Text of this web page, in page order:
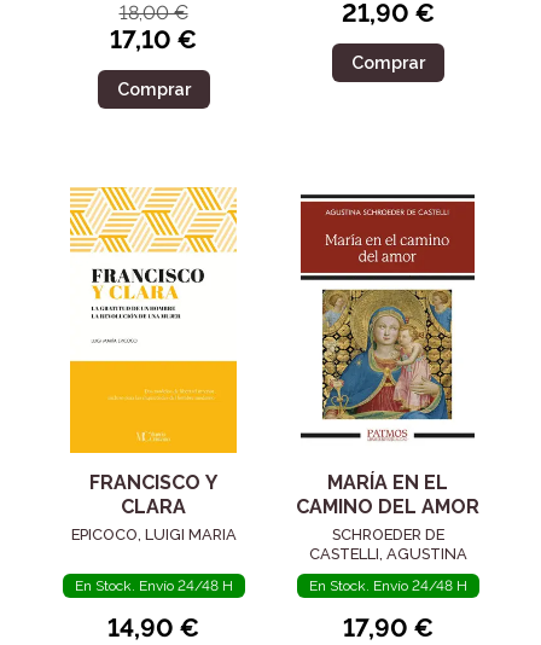
18,00 €
17,10 €
Comprar
21,90 €
Comprar
FRANCISCO Y
CLARA
EPICOCO, LUIGI MARIA
En Stock. Envío 24/48 H
14,90 €
MARÍA EN EL
CAMINO DEL AMOR
SCHROEDER DE
CASTELLI, AGUSTINA
En Stock. Envío 24/48 H
17,90 €